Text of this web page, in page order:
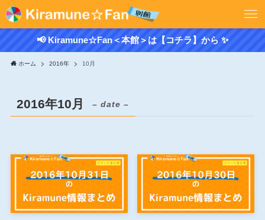
📢 Kiramune☆Fan＜本館＞は【コチラ】から ✨
ホーム 2016年 10月
2016年10月 – date –